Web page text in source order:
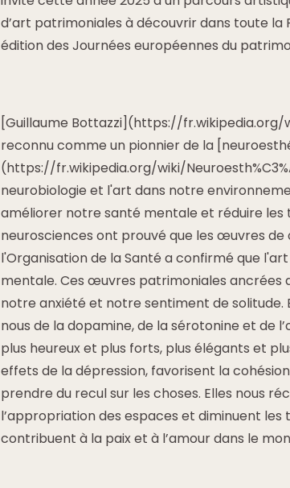
d’art patrimoniales à découvrir dans toute la
édition des Journées européennes du
[Guillaume Bottazzi](https://
reconnu comme un pionnier de la
(https://fr.wikipedia.org/wiki/
neurobiologie et l'art dans notre
améliorer notre santé mentale et réduire les
neurosciences ont prouvé que les œuvres
l'Organisation de la Santé a confirmé que
mentale. Ces œuvres patrimoniales ancrées
notre anxiété et notre sentiment de
nous de la dopamine, de la sérotonine et de
plus heureux et plus forts, plus élégants et
effets de la dépression, favorisent la
prendre du recul sur les choses. Elles nous
l’appropriation des espaces et diminuent les
contribuent à la paix et à l’amour dans le